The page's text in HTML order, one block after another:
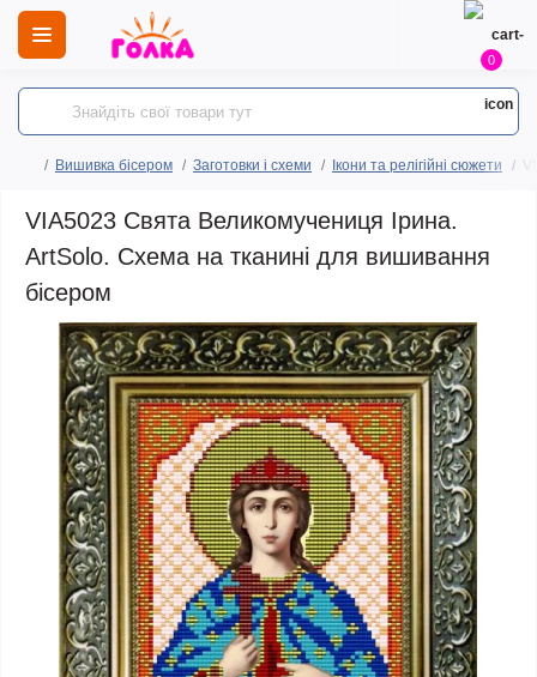
0
Вишивка бісером Заготовки і схеми Ікони та релігійні сюжети
VIA5023 Свята Великомучениця Ірина.
ArtSolo. Схема на тканині для вишивання
бісером